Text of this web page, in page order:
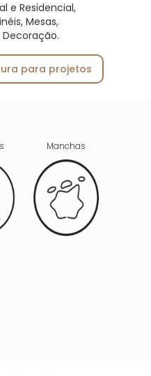
e Residencial,
Mesas,
Decoração.
para projetos
Manchas